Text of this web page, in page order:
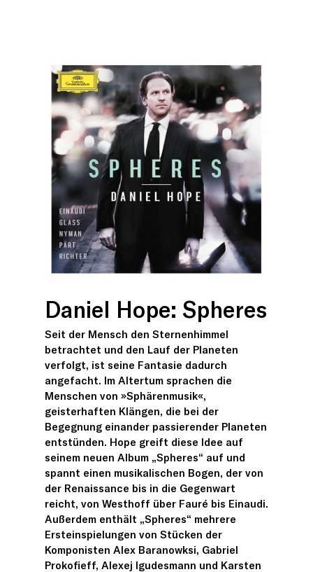
Daniel Hope: Spheres
Seit der Mensch den Sternenhimmel
betrachtet und den Lauf der Planeten
verfolgt, ist seine Fantasie dadurch
angefacht. Im Altertum sprachen die
Menschen von »Sphärenmusik«,
geisterhaften Klängen, die bei der
Begegnung einander passierender Planeten
entstünden. Hope greift diese Idee auf
seinem neuen Album „Spheres“ auf und
spannt einen musikalischen Bogen, der von
der Renaissance bis in die Gegenwart
reicht, von Westhoff über Fauré bis Einaudi.
Außerdem enthält „Spheres“ mehrere
Ersteinspielungen von Stücken der
Komponisten Alex Baranowksi, Gabriel
Prokofieff, Alexej Igudesmann und Karsten